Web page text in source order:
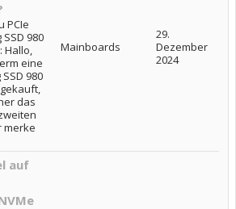
PCIe
980
Hallo,
eine
980
gekauft,
das
merke
Mainboards
29.
Dezember
2024
auf